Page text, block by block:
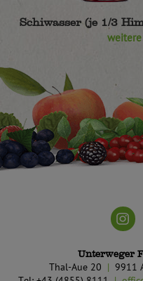
Schiwasser (je 1/3
Unterweger
Thal-Aue 20
9911